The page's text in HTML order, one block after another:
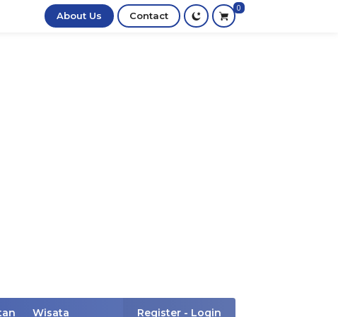
About Us Contact
0
Wisata Register - Login